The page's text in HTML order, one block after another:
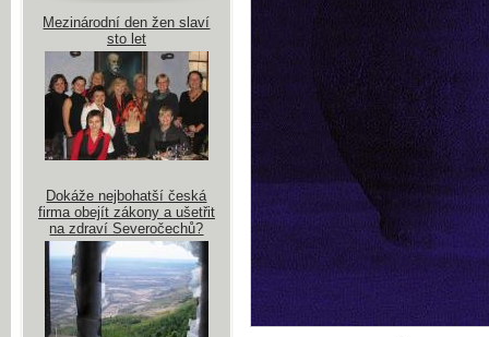
Mezinárodní den žen slaví
sto let
Dokáže nejbohatší česká
firma obejít zákony a ušetřit
na zdraví Severočechů?